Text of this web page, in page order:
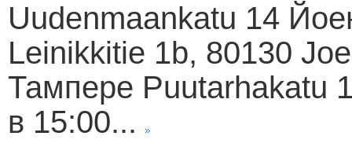
Uudenmaankatu 14
Leinikkitie 1b, 80130
Тампере Puutarhakatu
в 15:00...